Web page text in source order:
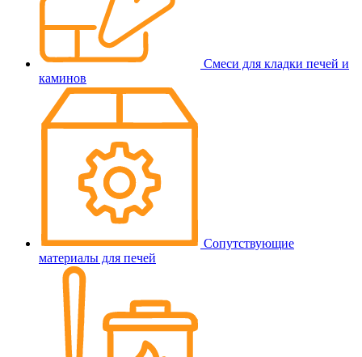
Смеси для кладки печей и
каминов
Сопутствующие
материалы для печей